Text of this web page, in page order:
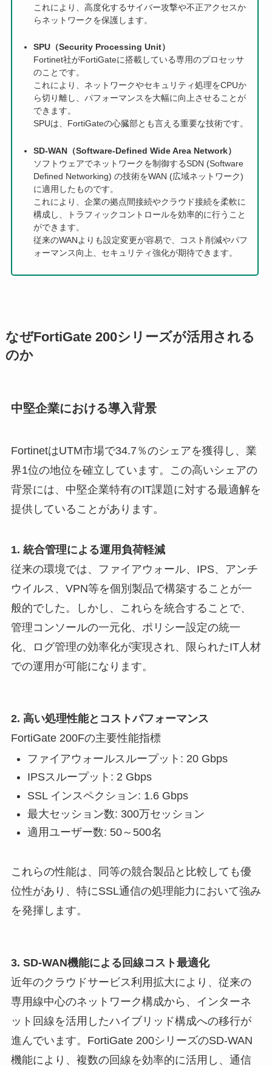
これにより、高度化するサイバー攻撃や不正アクセスか
らネットワークを保護します。
SPU（Security Processing Unit）
Fortinet社がFortiGateに搭載している専用のプロセッサ
のことです。
これにより、ネットワークやセキュリティ処理をCPUか
ら切り離し、パフォーマンスを大幅に向上させることが
できます。
SPUは、FortiGateの心臓部とも言える重要な技術です。
SD-WAN（Software-Defined Wide Area Network）
ソフトウェアでネットワークを制御するSDN (Software
Defined Networking) の技術をWAN (広域ネットワーク)
に適用したものです。
これにより、企業の拠点間接続やクラウド接続を柔軟に
構成し、トラフィックコントロールを効率的に行うこと
ができます。
従来のWANよりも設定変更が容易で、コスト削減やパフ
ォーマンス向上、セキュリティ強化が期待できます。
なぜFortiGate 200シリーズが活用される
のか
中堅企業における導入背景
FortinetはUTM市場で34.7％のシェアを獲得し、業
界1位の地位を確立しています。この高いシェアの
背景には、中堅企業特有のIT課題に対する最適解を
提供していることがあります。
1. 統合管理による運用負荷軽減
従来の環境では、ファイアウォール、IPS、アンチ
ウイルス、VPN等を個別製品で構築することが一
般的でした。しかし、これらを統合することで、
管理コンソールの一元化、ポリシー設定の統一
化、ログ管理の効率化が実現され、限られたIT人材
での運用が可能になります。
2. 高い処理性能とコストパフォーマンス
FortiGate 200Fの主要性能指標
ファイアウォールスループット: 20 Gbps
IPSスループット: 2 Gbps
SSL インスペクション: 1.6 Gbps
最大セッション数: 300万セッション
適用ユーザー数: 50～500名
これらの性能は、同等の競合製品と比較しても優
位性があり、特にSSL通信の処理能力において強み
を発揮します。
3. SD-WAN機能による回線コスト最適化
近年のクラウドサービス利用拡大により、従来の
専用線中心のネットワーク構成から、インターネ
ット回線を活用したハイブリッド構成への移行が
進んでいます。FortiGate 200シリーズのSD-WAN
機能により、複数の回線を効率的に活用し、通信